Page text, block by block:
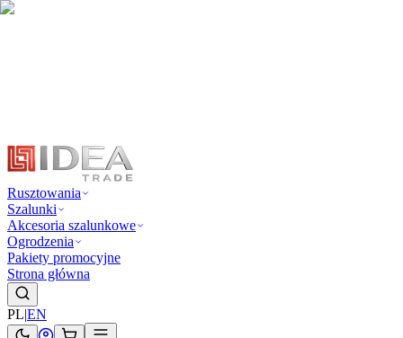
Rusztowania
Szalunki
Akcesoria szalunkowe
Ogrodzenia
Pakiety promocyjne
Strona główna
PL|EN